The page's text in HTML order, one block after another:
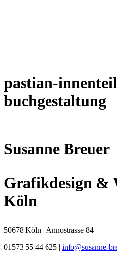
pastian-
buchgestaltung
Susanne Breuer
Grafikdesign &
Köln
50678 Köln | Annostrasse 84
01573 55 44 625 | info@susanne-